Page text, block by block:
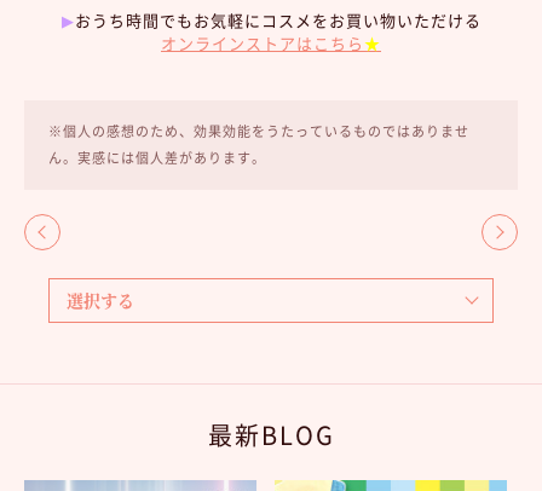
▶︎おうち時間でもお気軽にコスメをお買い物いただける
オンラインストアはこちら★
※個人の感想のため、効果効能をうたっているものではありませ
ん。実感には個人差があります。
最新BLOG